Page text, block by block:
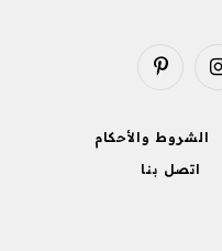
الانستغرامبينتيريست
الشروط والأحكام
اتصل بنا